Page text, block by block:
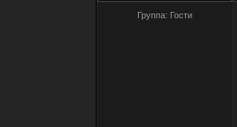
Группа: Гости